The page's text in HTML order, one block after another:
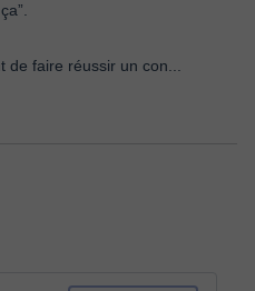
de faire réussir un con